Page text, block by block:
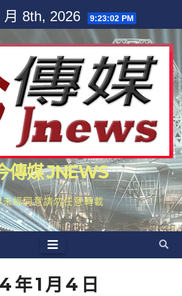
月 8th, 2026 9:23:04 PM
傳媒 JNEWS
未經同意請勿任意轉載
年 1 月 4 日